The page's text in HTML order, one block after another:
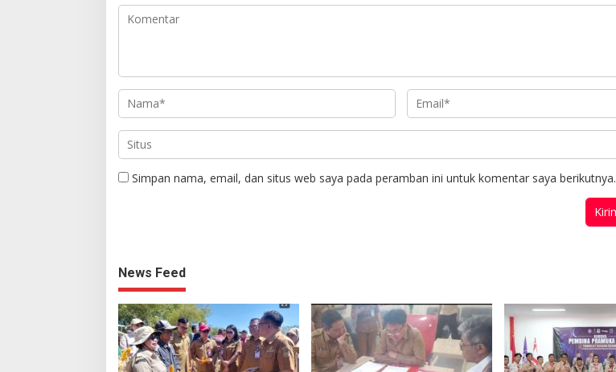
Simpan nama, email, dan situs web saya pada peramban ini untuk komentar saya berikutnya.
News Feed